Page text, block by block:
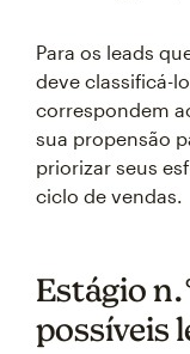
Para os leads
deve classificá-
correspondem
sua propensão
priorizar seus
ciclo de vendas.
Estágio
possíveis